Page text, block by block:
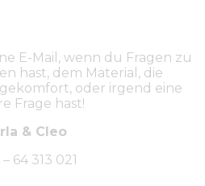
E-Mail, wenn du Fragen zu
hast, dem Material, die
oder irgend eine
Frage hast!
& Cleo
64 313 021